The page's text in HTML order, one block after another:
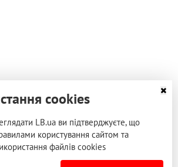
cookies
LB.ua ви підтверджуєте, що
користування сайтом та
файлів cookies